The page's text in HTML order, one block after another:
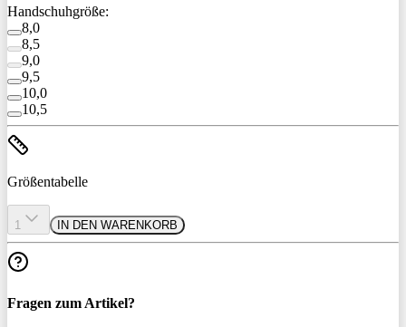
Handschuhgröße:
8,0
8,5
9,0
9,5
10,0
10,5
Größentabelle
1 IN DEN WARENKORB
Fragen zum Artikel?